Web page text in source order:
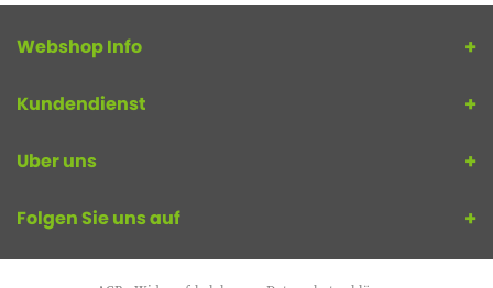
Webshop Info
Kundendienst
Uber uns
Folgen Sie uns auf